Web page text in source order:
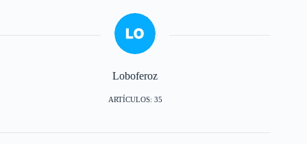
Loboferoz
ARTÍCULOS: 35